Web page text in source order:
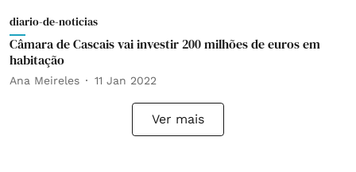
diario-de-noticias
Câmara de Cascais vai investir 200 milhões de euros em
habitação
Ana Meireles 11 Jan 2022
Ver mais